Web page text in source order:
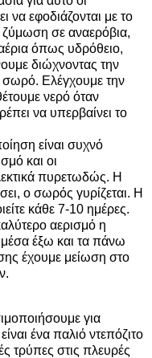
να εφοδιάζονται με το
ζύμωση σε αναερόβια,
όπως υδρόθειο,
διώχνοντας την
σωρό. Ελέγχουμε την
νερό όταν
να υπερβαίνει το
είναι συχνό
και οι
πυρετωδώς. Η
ο σωρός γυρίζεται. Η
κάθε 7-10 ημέρες.
αερισμό η
μέσα έξω και τα πάνω
έχουμε μείωση στο
για
ένα παλιό ντεπόζιτο
τρύπες στις πλευρές